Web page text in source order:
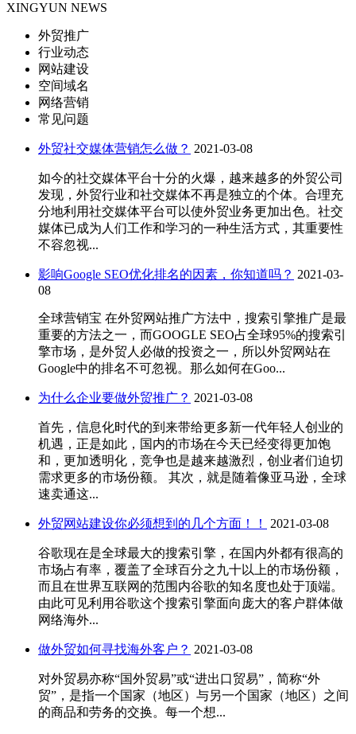
XINGYUN NEWS
外贸推广
行业动态
网站建设
空间域名
网络营销
常见问题
外贸社交媒体营销怎么做？ 2021-03-08
如今的社交媒体平台十分的火爆，越来越多的外贸公司
发现，外贸行业和社交媒体不再是独立的个体。合理充
分地利用社交媒体平台可以使外贸业务更加出色。社交
媒体已成为人们工作和学习的一种生活方式，其重要性
不容忽视...
影响Google SEO优化排名的因素，你知道吗？ 2021-03-
08
全球营销宝 在外贸网站推广方法中，搜索引擎推广是最
重要的方法之一，而GOOGLE SEO占全球95%的搜索引
擎市场，是外贸人必做的投资之一，所以外贸网站在
Google中的排名不可忽视。那么如何在Goo...
为什么企业要做外贸推广？ 2021-03-08
首先，信息化时代的到来带给更多新一代年轻人创业的
机遇，正是如此，国内的市场在今天已经变得更加饱
和，更加透明化，竞争也是越来越激烈，创业者们迫切
需求更多的市场份额。 其次，就是随着像亚马逊，全球
速卖通这...
外贸网站建设你必须想到的几个方面！！ 2021-03-08
谷歌现在是全球最大的搜索引擎，在国内外都有很高的
市场占有率，覆盖了全球百分之九十以上的市场份额，
而且在世界互联网的范围内谷歌的知名度也处于顶端。
由此可见利用谷歌这个搜索引擎面向庞大的客户群体做
网络海外...
做外贸如何寻找海外客户？ 2021-03-08
对外贸易亦称“国外贸易”或“进出口贸易”，简称“外
贸”，是指一个国家（地区）与另一个国家（地区）之间
的商品和劳务的交换。每一个想...